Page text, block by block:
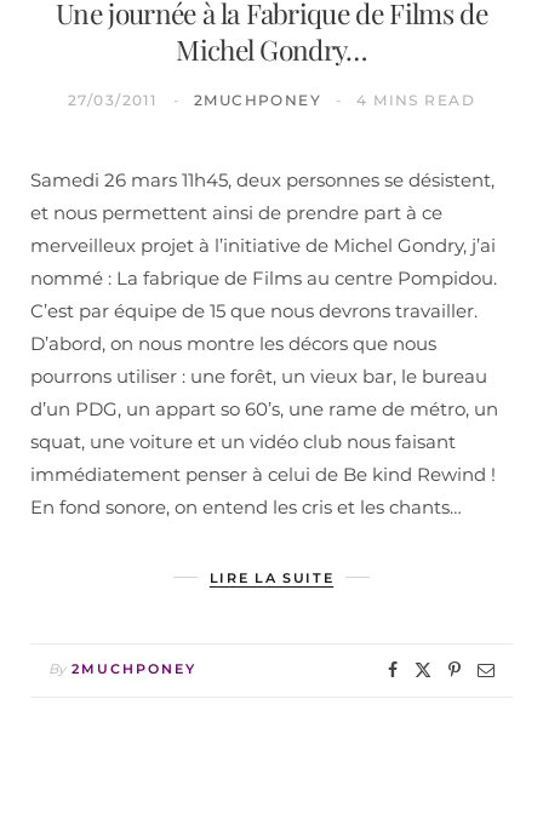
Une journée à la Fabrique de Films de
Michel Gondry…
27/03/2011 2MUCHPONEY 4 MINS READ
Samedi 26 mars 11h45, deux personnes se désistent,
et nous permettent ainsi de prendre part à ce
merveilleux projet à l’initiative de Michel Gondry, j’ai
nommé : La fabrique de Films au centre Pompidou.
C’est par équipe de 15 que nous devrons travailler.
D’abord, on nous montre les décors que nous
pourrons utiliser : une forêt, un vieux bar, le bureau
d’un PDG, un appart so 60’s, une rame de métro, un
squat, une voiture et un vidéo club nous faisant
immédiatement penser à celui de Be kind Rewind !
En fond sonore, on entend les cris et les chants…
LIRE LA SUITE
By 2MUCHPONEY